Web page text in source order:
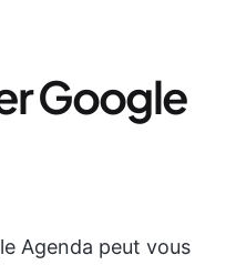
Google
Agenda peut vous